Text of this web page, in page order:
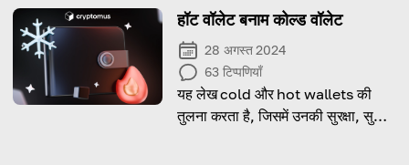
हॉट वॉलेट बनाम कोल्ड वॉलेट
28 अगस्त 2024
63 टिप्पणियाँ
यह लेख cold और hot wallets की
तुलना करता है, जिसमें उनकी सुरक्षा, सुविधा